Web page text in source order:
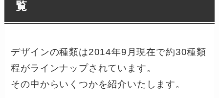
覧
デザインの種類は2014年9月現在で約30種類
程がラインナップされています。
その中からいくつかを紹介いたします。